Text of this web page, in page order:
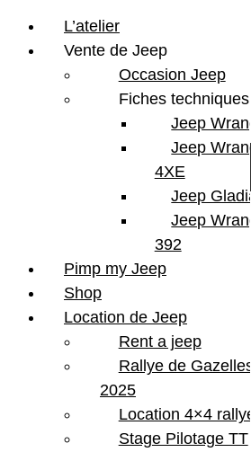
L’atelier
Vente de Jeep
Occasion Jeep
Fiches techniques
Jeep
Jeep
4XE
Jeep
Jeep
392
Pimp my Jeep
Shop
Location de Jeep
Rent a jeep
Rallye de Gazelles
2025
Location 4×4 rallye
Stage Pilotage TT